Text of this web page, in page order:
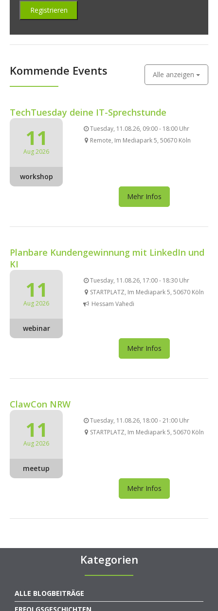
Kommende Events Alle anzeigen
TechTuesday deine IT-Sprechstunde
11
Aug 2026
workshop
Tuesday, 11.08.26, 09:00 - 18:00 Uhr
Remote, Im Mediapark 5, 50670 Köln
Mehr Infos
Planbare Kundengewinnung mit LinkedIn und
KI
11
Aug 2026
webinar
Tuesday, 11.08.26, 17:00 - 18:30 Uhr
STARTPLATZ, Im Mediapark 5, 50670 Köln
Hessam Vahedi
Mehr Infos
ClawCon NRW
11
Aug 2026
meetup
Tuesday, 11.08.26, 18:00 - 21:00 Uhr
STARTPLATZ, Im Mediapark 5, 50670 Köln
Mehr Infos
Kategorien
ALLE BLOGBEITRÄGE